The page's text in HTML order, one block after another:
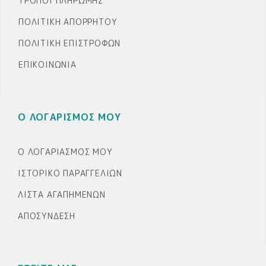
ΠΟΛΙΤΙΚΉ ΑΠΟΡΡΉΤΟΥ
ΠΟΛΙΤΙΚΉ ΕΠΙΣΤΡΟΦΏΝ
ΕΠΙΚΟΙΝΩΝΊΑ
Ο ΛΟΓΑΡΙΣΜΟΣ ΜΟΥ
Ο ΛΟΓΑΡΙΑΣΜΌΣ ΜΟΥ
ΙΣΤΟΡΙΚΌ ΠΑΡΑΓΓΕΛΙΏΝ
ΛΊΣΤΑ ΑΓΑΠΗΜΈΝΩΝ
ΑΠΟΣΎΝΔΕΣΗ